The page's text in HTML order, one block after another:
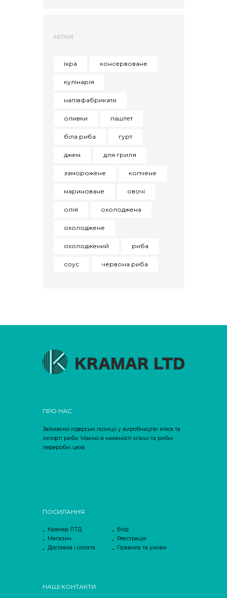
МІТКИ
ікра консервоване
кулінарія
напівфабрикати
оливки паштет
біла риба гурт
джем для гриля
заморожене копчене
мариноване овочі
олія охолоджена
охолоджене
охолоджений риба
соус червона риба
ПРО НАС
Займаємо лідерські позиції у виробництві м’яса та
імпорті риби. Маємо в наявності м’ясні та рибні
переробні цеха.
ПОСИЛАННЯ
Крамар ЛТД
Вхід
Магазин
Реєстрація
Доставка і оплата
Правила та умови
НАШІ КОНТАКТИ